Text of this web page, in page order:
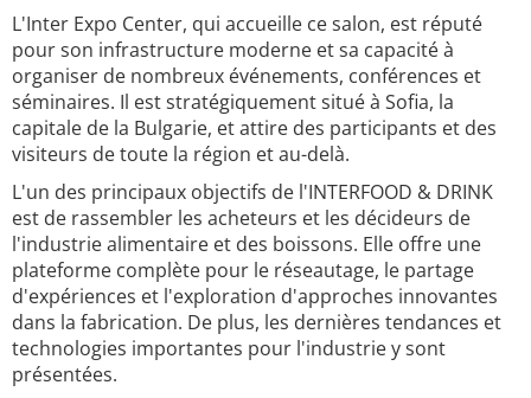
L'Inter Expo Center, qui accueille ce salon, est réputé
pour son infrastructure moderne et sa capacité à
organiser de nombreux événements, conférences et
séminaires. Il est stratégiquement situé à Sofia, la
capitale de la Bulgarie, et attire des participants et des
visiteurs de toute la région et au-delà.
L'un des principaux objectifs de l'INTERFOOD & DRINK
est de rassembler les acheteurs et les décideurs de
l'industrie alimentaire et des boissons. Elle offre une
plateforme complète pour le réseautage, le partage
d'expériences et l'exploration d'approches innovantes
dans la fabrication. De plus, les dernières tendances et
technologies importantes pour l'industrie y sont
présentées.